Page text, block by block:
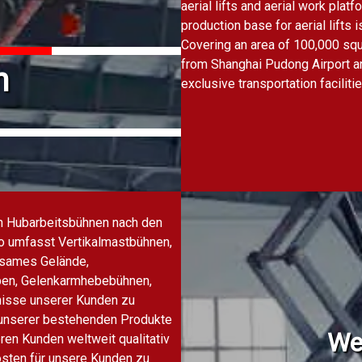
aerial lifts and aerial work
production base for aerial lifts
Covering an area of 100,000
from Shanghai Pudong Airport
exclusive transportation
nach den
umfasst Vertikalmastbühnen,
Gelände,
Gelenkarmhebebühnen,
unserer Kunden zu
bestehenden Produkte
Kunden weltweit qualitativ
für unsere Kunden zu